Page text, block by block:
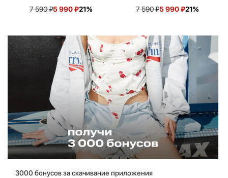
7 590₽5 990₽21% 7 590₽5 990₽21%
3000 бонусов за скачивание приложения